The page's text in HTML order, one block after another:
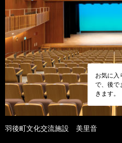
お気に入
で、後で
きます。
羽後町文化交流施設 美里音